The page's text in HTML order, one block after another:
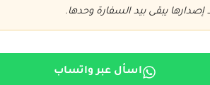
إصدارها يبقى بيد السفارة وحدها.
اسأل عبر واتساب